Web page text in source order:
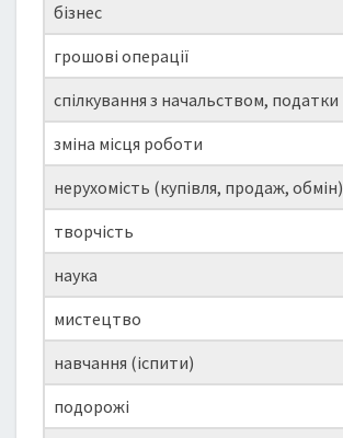
бізнес
грошові операції
спілкування з начальством, податки
зміна місця роботи
нерухомість (купівля, продаж, обмін)
творчість
наука
мистецтво
навчання (іспити)
подорожі